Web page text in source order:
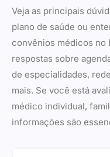
Veja as principais
plano de saúde ou
convênios médicos no
respostas sobre
de especialidades,
mais. Se você está
médico individual,
informações são